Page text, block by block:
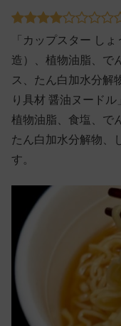
「カップスター し
造）、植物油脂、で
ス、たん白加水分解
り具材 醤油ヌードル
植物油脂、食塩、で
たん白加水分解物、
す。